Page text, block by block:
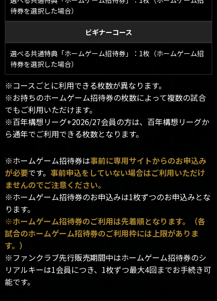
待券を選択した場合）
ビギナーコース
選べる共通特典「ホームゲーム招待券」：1枚（ホームゲーム招
待券を選択した場合）
※コースごとに利用できる枚数が異なります。
※お持ちのホームゲーム招待券の枚数によって複数の試合
でもご利用いただけます。
※百年構想リーグ+2026/27会員の方は、百年構想リーグか
ら通年でご利用できる枚数となります。
※ホームゲーム招待券は事前に専用サイトからのお申込み
が必要です。 事前申込をしていない場合はご利用いただけ
ませんのでご注意ください。
※ホームゲーム招待券のお申込みは1枚ずつのお申込みとな
ります。
※ホームゲーム招待券のご利用は先着順となります。（各
試合のホームゲーム招待券のご利用枠には上限がありま
す。）
※ファンクラブ先行販売期間中はホームゲーム招待券のシ
リアルキーは1会員につき、1枚ずつ最大4回までお手続き可
能です。